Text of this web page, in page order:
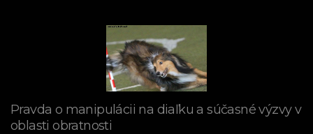
Pravda o manipulácii na diaľku a súčasné výzvy v
oblasti obratnosti